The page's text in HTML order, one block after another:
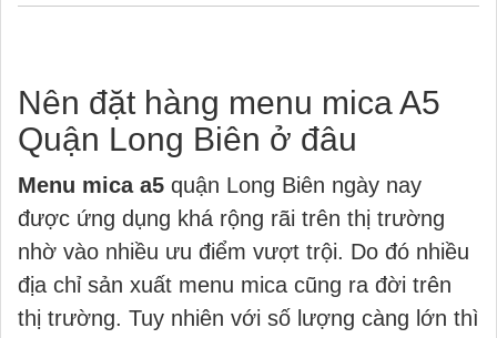
Nên đặt hàng menu mica A5
Quận Long Biên ở đâu
Menu mica a5 quận Long Biên ngày nay
được ứng dụng khá rộng rãi trên thị trường
nhờ vào nhiều ưu điểm vượt trội. Do đó nhiều
địa chỉ sản xuất menu mica cũng ra đời trên
thị trường. Tuy nhiên với số lượng càng lớn thì